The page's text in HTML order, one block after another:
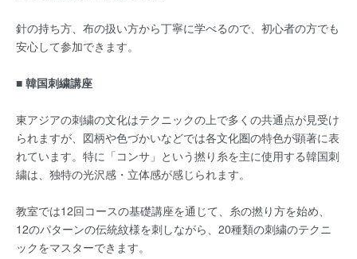
針の持ち方、布の扱い方から丁寧に学べるので、初心者の方でも
安心して参加できます。
■ 韓国刺繍講座
東アジアの刺繍の文化はテクニックの上で多くの共通点が見受け
られますが、図柄や色づかいなどでは各文化圏の特色が顕著に表
れています。特に「コンサ」という撚り糸を主に使用する韓国刺
繍は、独特の光沢感・立体感が感じられます。
教室では12回コースの基礎講座を通じて、糸の撚り方を始め、
12のパターンの伝統紋様を刺しながら、20種類の刺繍のテクニ
ックをマスターできます。